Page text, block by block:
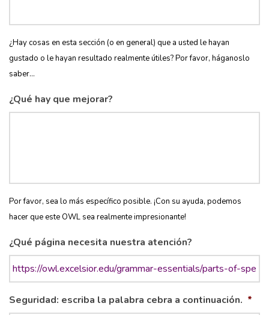
¿Hay cosas en esta sección (o en general) que a usted le hayan
gustado o le hayan resultado realmente útiles? Por favor, háganoslo
saber...
¿Qué hay que mejorar?
Por favor, sea lo más específico posible. ¡Con su ayuda, podemos
hacer que este OWL sea realmente impresionante!
¿Qué página necesita nuestra atención?
Seguridad: escriba la palabra cebra a continuación. *